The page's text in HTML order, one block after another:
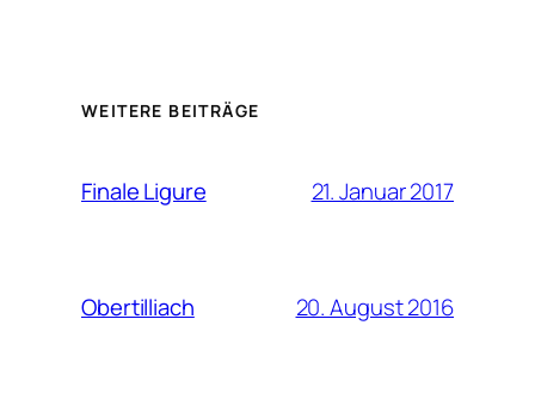
WEITERE BEITRÄGE
Finale Ligure 21. Januar 2017
Obertilliach 20. August 2016